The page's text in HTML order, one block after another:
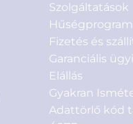
Szolgáltatások
Hűségprogram
Fizetés és
Garanciális
Elállás
Gyakran
Adattörlő kód